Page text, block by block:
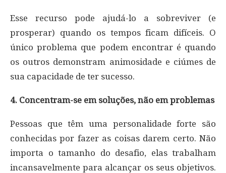
Esse recurso pode ajudá-lo a sobreviver (e
prosperar) quando os tempos ficam difíceis. O
único problema que podem encontrar é quando
os outros demonstram animosidade e ciúmes de
sua capacidade de ter sucesso.
4. Concentram-se em soluções, não em problemas
Pessoas que têm uma personalidade forte são
conhecidas por fazer as coisas darem certo. Não
importa o tamanho do desafio, elas trabalham
incansavelmente para alcançar os seus objetivos.